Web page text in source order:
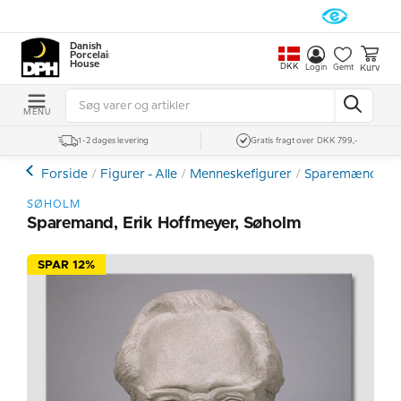
Danish
Porcelain
House
DKK Login Gemt Kurv
MENU
1-2 dages levering Gratis fragt over DKK 799,-
Forside Figurer - Alle Menneskefigurer Sparemænd -
SØHOLM
Sparemand, Erik Hoffmeyer, Søholm
SPAR 12%